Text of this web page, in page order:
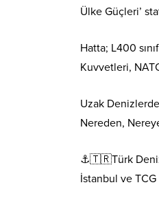
Ülke Güçleri’
Hatta; L400
Kuvvetleri,
Uzak
Nereden,
⚓🇹🇷Türk
İstanbul ve